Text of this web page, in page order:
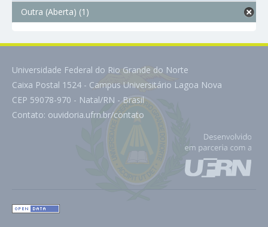
Outra (Aberta) (1)
Universidade Federal do Rio Grande do Norte
Caixa Postal 1524 - Campus Universitário Lagoa Nova
CEP 59078-970 - Natal/RN - Brasil
Contato: ouvidoria.ufrn.br/contato